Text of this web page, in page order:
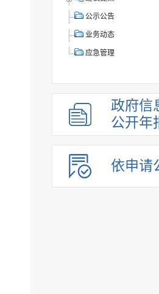
公示公告
业务动态
应急管理
政府信
公开年
依申请